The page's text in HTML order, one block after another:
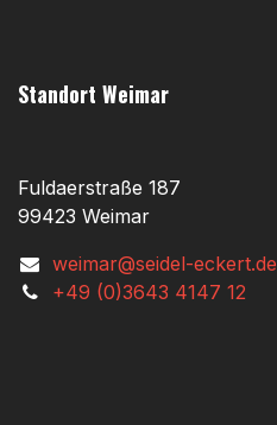
Standort Weimar
Fuldaerstraße 187
99423 Weimar
weimar@seidel-eckert.de
+49 (0)3643 4147 12